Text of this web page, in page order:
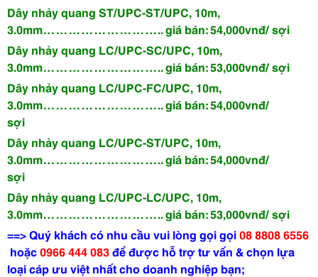
Dây nhảy quang ST/UPC-ST/UPC, 10m,
3.0mm……………………….. giá bán: 54,000vnđ/ sợi
Dây nhảy quang LC/UPC-SC/UPC, 10m,
3.0mm……………………….. giá bán: 53,000vnđ/ sợi
Dây nhảy quang LC/UPC-FC/UPC, 10m,
3.0mm……………………….. giá bán: 54,000vnđ/
sợi
Dây nhảy quang LC/UPC-ST/UPC, 10m,
3.0mm……………………….. giá bán: 54,000vnđ/
sợi
Dây nhảy quang LC/UPC-LC/UPC, 10m,
3.0mm……………………….. giá bán: 53,000vnđ/ sợi
==> Quý khách có nhu cầu vui lòng gọigọi08 8808 6556
hoặc0966 444 083để được hỗ trợ tư vấn & chọn lựa
loại cáp ưu việt nhất cho doanh nghiệp bạn;